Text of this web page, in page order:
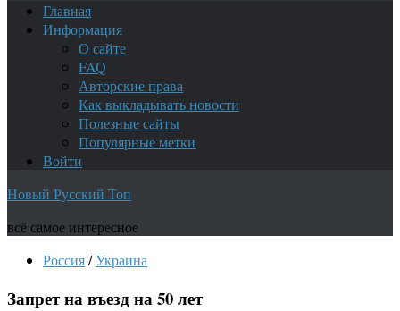
Главная
Информация
О сайте
FAQ
Авторские права
Как выкладывать новости
Полезные сайты
Популярные метки
Войти
Новый Русский Топ
всё самое интересное
Россия/Украина
Запрет на въезд на 50 лет